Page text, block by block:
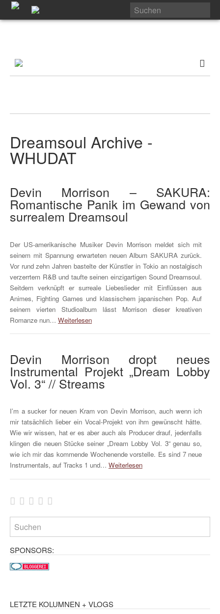
Dreamsoul Archive -
WHUDAT
Devin Morrison – SAKURA:
Romantische Panik im Gewand von
surrealem Dreamsoul
Der US-amerikanische Musiker Devin Morrison meldet sich mit
seinem mit Spannung erwarteten neuen Album SAKURA zurück.
Vor rund zehn Jahren bastelte der Künstler in Tokio an nostalgisch
verzerrtem R&B und taufte seinen einzigartigen Sound Dreamsoul.
Seitdem verknüpft er surreale Liebeslieder mit Einflüssen aus
Animes, Fighting Games und klassischem japanischen Pop. Auf
seinem vierten Studioalbum lässt Morrison dieser kreativen
Romanze nun… Weiterlesen
Devin Morrison dropt neues
Instrumental Projekt „Dream Lobby
Vol. 3“ // Streams
I’m a sucker for neuen Kram von Devin Morrison, auch wenn ich
mir tatsächlich lieber ein Vocal-Projekt von ihm gewünscht hätte.
Wie wir wissen, hat er es aber auch als Producer drauf, jedenfalls
klingen die neuen Stücke seiner „Dream Lobby Vol. 3“ genau so,
wie ich mir das kommende Wochenende vorstelle. Es sind 7 neue
Instrumentals, auf Tracks 1 und… Weiterlesen
SPONSORS:
LETZTE KOLUMNEN + VLOGS